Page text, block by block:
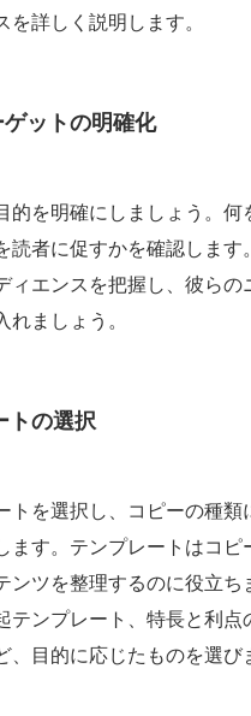
を詳しく説明します。
ゲットの明確化
的を明確にしましょう。何
読者に促すかを確認します
ィエンスを把握し、彼らの
ましょう。
トの選択
トを選択し、コピーの種類
ます。テンプレートはコピ
ンツを整理するのに役立ち
テンプレート、特長と利点
、目的に応じたものを選び